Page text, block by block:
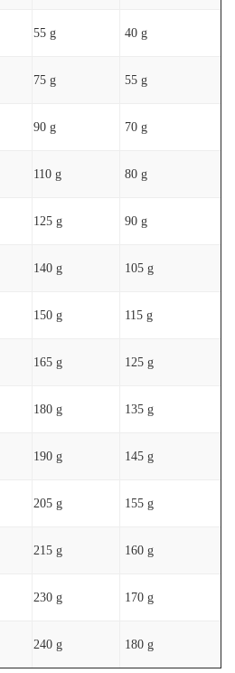
55 g 40 g
75 g 55 g
90 g 70 g
110 g 80 g
125 g 90 g
140 g 105 g
150 g 115 g
165 g 125 g
180 g 135 g
190 g 145 g
205 g 155 g
215 g 160 g
230 g 170 g
240 g 180 g